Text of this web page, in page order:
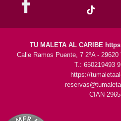
TU MALETA AL CARIBE
Calle Ramos Puente, 7 2ºA -
T.: 650219493
https://
CIAN-